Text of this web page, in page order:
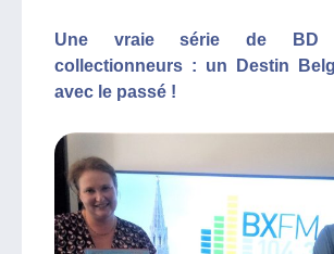
Une vraie série de BD
collectionneurs : un Destin
avec le passé !